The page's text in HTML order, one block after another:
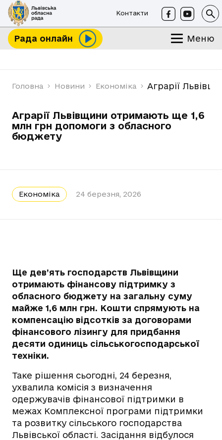
Контакти
Рада онлайн Меню
Головна Новини Економіка Аграрії
Аграрії Львівщини отримають ще 1,6
млн грн допомоги з обласного
бюджету
Економіка 24 березня, 2026
Ще дев’ять господарств Львівщини
отримають фінансову підтримку з
обласного бюджету на загальну суму
майже 1,6 млн грн. Кошти спрямують на
компенсацію відсотків за договорами
фінансового лізингу для придбання
десяти одиниць сільськогосподарської
техніки.
Таке рішення сьогодні, 24 березня,
ухвалила комісія з визначення
одержувачів фінансової підтримки в
межах Комплексної програми підтримки
та розвитку сільського господарства
Львівської області. Засідання відбулося